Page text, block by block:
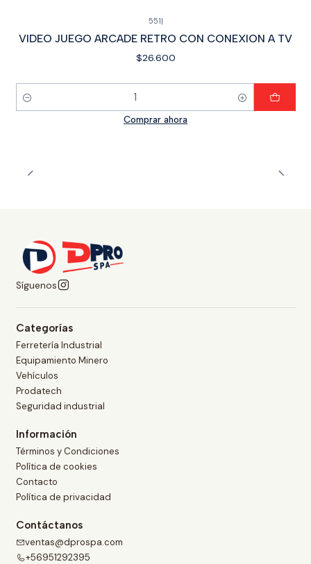
551|
VIDEO JUEGO ARCADE RETRO CON CONEXION A TV
$26.600
Cantidad
Comprar ahora
Síguenos
Categorías
Ferretería Industrial
Equipamiento Minero
Vehículos
Prodatech
Seguridad industrial
Información
Términos y Condiciones
Política de cookies
Contacto
Política de privacidad
Contáctanos
ventas@dprospa.com
+56951292395